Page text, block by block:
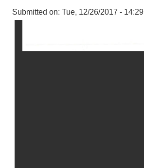
Submitted on: Tue, 12/26/2017 - 14:29